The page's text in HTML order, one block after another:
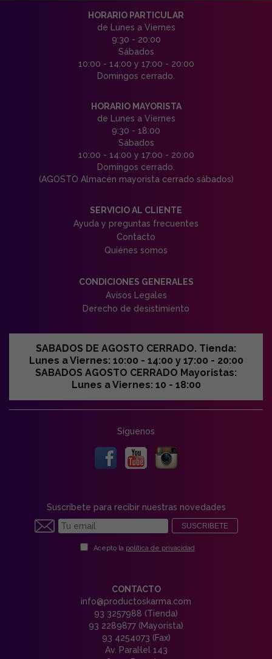
HORARIO PARTICULAR
de Lunes a Viernes
9:30 - 20:00
Sábados
10:00 - 14:00 y 17:00 - 20:00
Domingos cerrado.
HORARIO MAYORISTA
de Lunes a Viernes
9:30 - 18:00
Sábados
10:00 - 14:00 y 17:00 - 20:00
Domingos cerrado.
(AGOSTO Almacén mayorista cerrado sábados)
SERVICIO AL CLIENTE
Ayuda y preguntas frecuentes
Contacto
Quiénes somos
CONDICIONES GENERALES
Avisos Legales
Derecho de desistimiento
SABADOS DE AGOSTO CERRADO. Tienda:
Lunes a Viernes: 10:00 - 14:00 y 17:00 - 20:00
SABADOS AGOSTO CERRADO Mayoristas:
Lunes a Viernes: 10 - 18:00
Síguenos
Suscríbete para recibir nuestras novedades
SUSCRIBETE
Acepto la política de privacidad
CONTACTO
info@productoskarma.com
93 3257988 (Tienda)
93 2289877 (Mayorista)
93 4254073 (Fax)
Av. Paral·lel 143